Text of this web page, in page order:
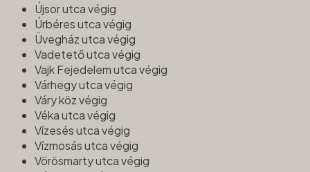
Újsor utca végig
Úrbéres utca végig
Üvegház utca végig
Vadetető utca végig
Vajk Fejedelem utca végig
Várhegy utca végig
Váry köz végig
Véka utca végig
Vízesés utca végig
Vízmosás utca végig
Vörösmarty utca végig